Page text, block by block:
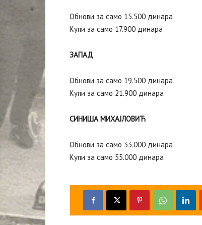
Обнови за само 15.500 динара
Купи за само 17.900 динара
ЗАПАД
Обнови за само 19.500 динара
Купи за само 21.900 динара
СИНИША МИХАЈЛОВИЋ
Обнови за само 33.000 динара
Купи за само 55.000 динара